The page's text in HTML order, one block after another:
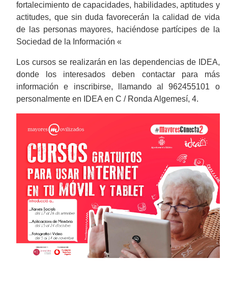
fortalecimiento de capacidades, habilidades, aptitudes y
actitudes, que sin duda favorecerán la calidad de vida
de las personas mayores, haciéndose partícipes de la
Sociedad de la Información «
Los cursos se realizarán en las dependencias de IDEA,
donde los interesados deben contactar para más
información e inscribirse, llamando al 962455101 o
personalmente en IDEA en C / Ronda Algemesí, 4.